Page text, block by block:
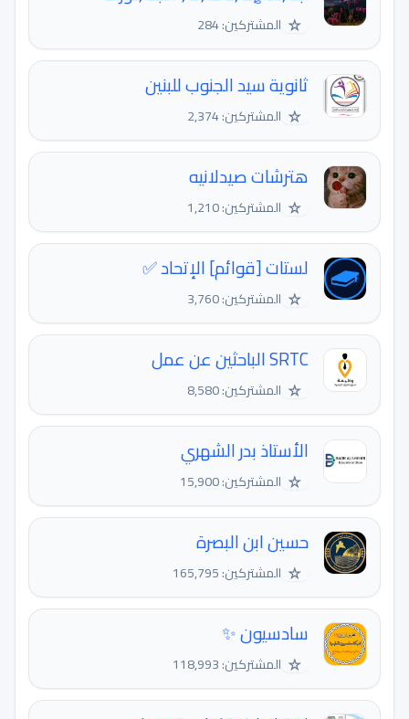
☆ المشتركين: 284
ثانوية سيد الجنوب للبنين
☆ المشتركين: 2,374
هترشات صيدلانيه
☆ المشتركين: 1,210
لستات [قوائم] الإتحاد ✅
☆ المشتركين: 3,760
SRTC الباحثين عن عمل
☆ المشتركين: 8,580
الأستاذ بدر الشهري
☆ المشتركين: 15,900
حسين ابن البصرة
☆ المشتركين: 165,795
سادسيون ✨
☆ المشتركين: 118,993